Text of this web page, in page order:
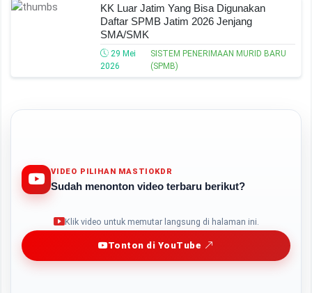
KK Luar Jatim Yang Bisa Digunakan
Daftar SPMB Jatim 2026 Jenjang
SMA/SMK
29 Mei
2026
SISTEM PENERIMAAN MURID BARU
(SPMB)
VIDEO PILIHAN MASTIOKDR
Sudah menonton video terbaru berikut?
Klik video untuk memutar langsung di halaman ini.
Tonton di YouTube